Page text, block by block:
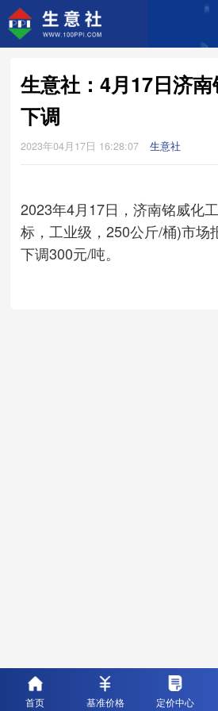
生意社：4月17日济
下调
2023年04月17日 16:28:07 生意社
2023年4月17日，济南铭威化
标，工业级，250公斤/桶)市场
下调300元/吨。
首页 基准价格 定价中心